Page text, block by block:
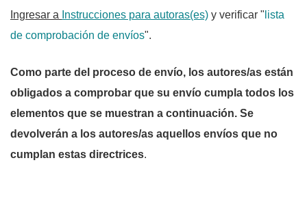
Ingresar a Instrucciones para autoras(es) y verificar " lista
de comprobación de envíos".
Como parte del proceso de envío, los autores/as están
obligados a comprobar que su envío cumpla todos los
elementos que se muestran a continuación. Se
devolverán a los autores/as aquellos envíos que no
cumplan estas directrices.